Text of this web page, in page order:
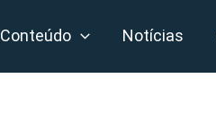
Conteúdo Notícias